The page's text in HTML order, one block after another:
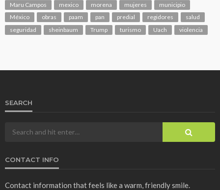
Maru Campos
mexico morena mujeres
municipio
México
obras paam pan predial regidores
salud
seguridad
sheinbaum Trump turismo Uach violencia
SEARCH
CONTACT INFO
Contact information that feels like a warm, friendly smile.